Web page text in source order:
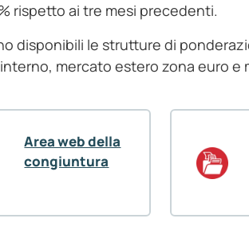
rispetto ai tre mesi precedenti.
disponibili le strutture di
mercato estero zona euro e
Area web della
congiuntura